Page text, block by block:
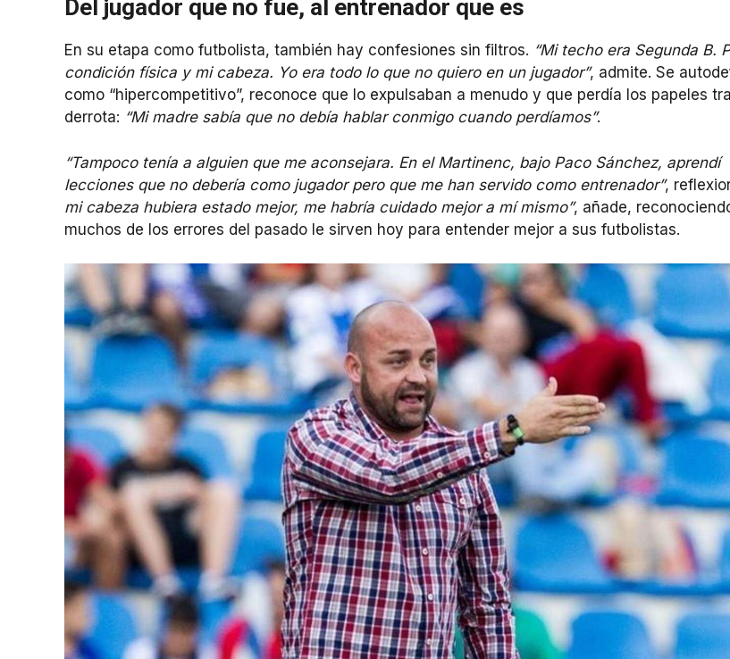
Del jugador que no fue, al entrenador que es
En su etapa como futbolista, también hay confesiones sin filtros. “Mi techo era Segunda B.
condición física y mi cabeza. Yo era todo lo que no quiero en un jugador”, admite. Se
como “hipercompetitivo”, reconoce que lo expulsaban a menudo y que perdía los papeles
derrota: “Mi madre sabía que no debía hablar conmigo cuando perdíamos”.
“Tampoco tenía a alguien que me aconsejara. En el Martinenc, bajo Paco Sánchez, aprendí
lecciones que no debería como jugador pero que me han servido como entrenador”,
mi cabeza hubiera estado mejor, me habría cuidado mejor a mí mismo”, añade,
muchos de los errores del pasado le sirven hoy para entender mejor a sus futbolistas.